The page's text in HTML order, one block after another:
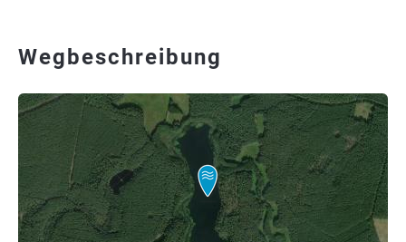
Wegbeschreibung